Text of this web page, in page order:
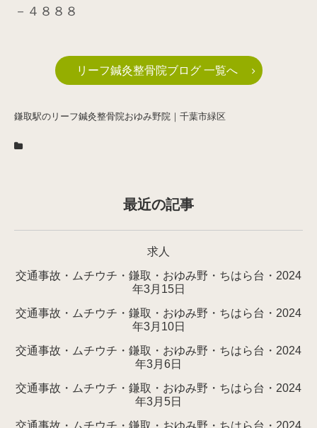
－４８８８
リーフ鍼灸整骨院ブログ 一覧へ
鎌取駅のリーフ鍼灸整骨院おゆみ野院｜千葉市緑区
最近の記事
求人
交通事故・ムチウチ・鎌取・おゆみ野・ちはら台・2024
年3月15日
交通事故・ムチウチ・鎌取・おゆみ野・ちはら台・2024
年3月10日
交通事故・ムチウチ・鎌取・おゆみ野・ちはら台・2024
年3月6日
交通事故・ムチウチ・鎌取・おゆみ野・ちはら台・2024
年3月5日